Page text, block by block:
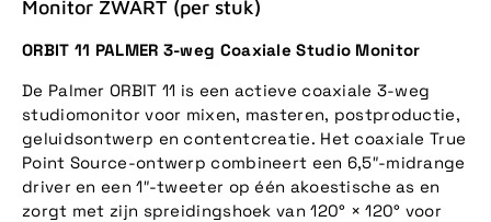
Monitor ZWART (per stuk)
ORBIT 11 PALMER 3-weg Coaxiale Studio Monitor
De Palmer ORBIT 11 is een actieve coaxiale 3-weg
studiomonitor voor mixen, masteren, postproductie,
geluidsontwerp en contentcreatie. Het coaxiale True
Point Source-ontwerp combineert een 6,5″-midrange
driver en een 1″-tweeter op één akoestische as en
zorgt met zijn spreidingshoek van 120° × 120° voor